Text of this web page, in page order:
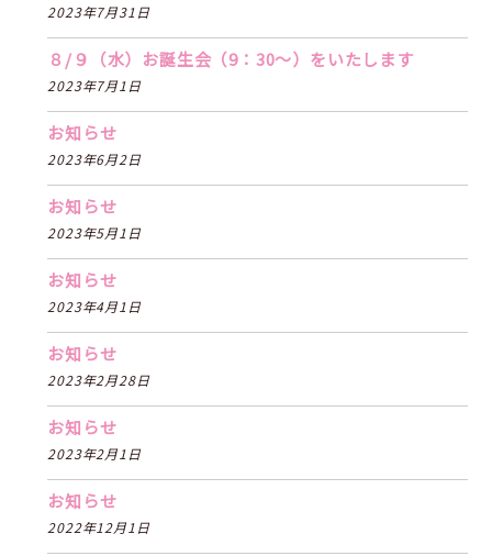
2023年7月31日
８/９（水）お誕生会（9：30〜）をいたします
2023年7月1日
お知らせ
2023年6月2日
お知らせ
2023年5月1日
お知らせ
2023年4月1日
お知らせ
2023年2月28日
お知らせ
2023年2月1日
お知らせ
2022年12月1日